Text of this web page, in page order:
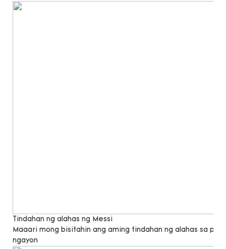
Tindahan ng alahas ng Messi
Maaari mong bisitahin ang aming tindahan ng alahas sa
ngayon